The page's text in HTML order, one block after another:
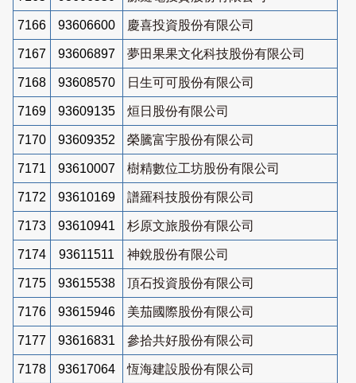
7166 93606600 慶喜投資股份有限公司
7167 93606897 夢田果果文化科技股份有限公司
7168 93608570 日生可可股份有限公司
7169 93609135 烜日股份有限公司
7170 93609352 榮騰富宇股份有限公司
7171 93610007 樹精數位工坊股份有限公司
7172 93610169 譜羅科技股份有限公司
7173 93610941 杉原文旅股份有限公司
7174 93611511 神銳股份有限公司
7175 93615538 頂石投資股份有限公司
7176 93615946 美茄國際股份有限公司
7177 93616831 參拾共好股份有限公司
7178 93617064 恆海建設股份有限公司